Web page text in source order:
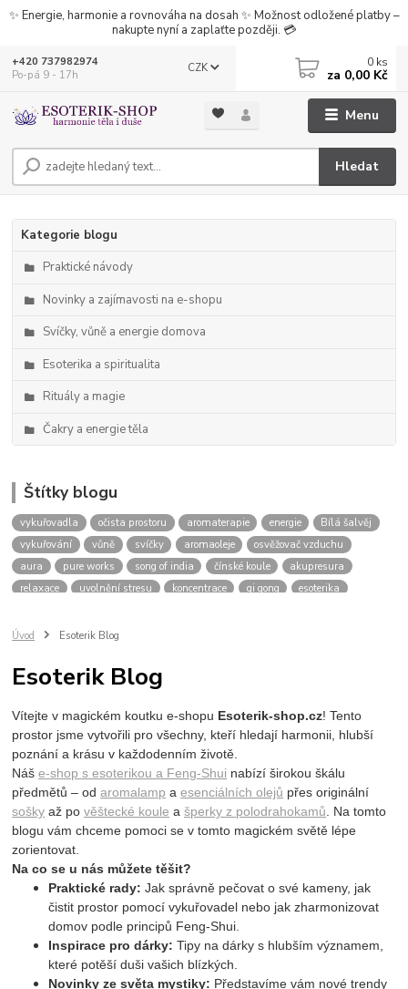
✨ Energie, harmonie a rovnováha na dosah ✨ Možnost odložené platby –
nakupte nyní a zaplaťte později. 💳
Menu
CZK
Hledat
+420 737982974
Po-pá 9 - 17h
0 ks
za 0,00 Kč
Kategorie blogu
Praktické návody
Novinky a zajímavosti na e-shopu
Svíčky, vůně a energie domova
Esoterika a spiritualita
Rituály a magie
Čakry a energie těla
Štítky blogu
vykuřovadla očista prostoru aromaterapie energie
Bílá šalvěj
vykuřování
vůně svíčky aromaoleje
osvěžovač vzduchu
aura
pure works song of india čínské koule
akupresura
relaxace
uvolnění stresu koncentrace qi gong
esoterika
oleje pro aromaterapii
santalové dřevo
cedrové dřevo
blokace čaker
zablokovaná čakra stres únava
Úvod Esoterik Blog
Esoterik Blog
Vítejte v magickém koutku e-shopu Esoterik-shop.cz! Tento
prostor jsme vytvořili pro všechny, kteří hledají harmonii, hlubší
poznání a krásu v každodenním životě.
Náše-shop s esoterikou a Feng-Shui nabízí širokou škálu
předmětů – odaromalamp aesenciálních olejů přesoriginální
sošky až pověštecké koule ašperky z polodrahokamů. Na tomto
blogu vám chceme pomoci se v tomto magickém světě lépe
zorientovat.
Na co se u nás můžete těšit?
Praktické rady: Jak správně pečovat o své kameny, jak
čistit prostor pomocí vykuřovadel nebo jak zharmonizovat
domov podle principů Feng-Shui.
Inspirace pro dárky: Tipy na dárky s hlubším významem,
které potěší duši vašich blízkých.
Novinky ze světa mystiky: Představíme vám nové trendy